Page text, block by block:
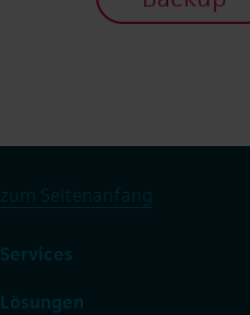
zum Seitenanfang
Services
Lösungen